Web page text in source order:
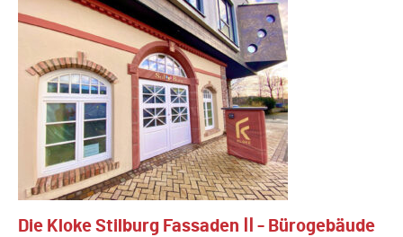
Die Kloke Stilburg Fassaden ⅠⅠ - Bürogebäude